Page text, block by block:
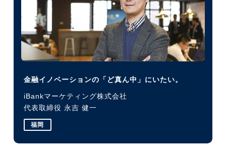
金融イノベーションの「ど真ん中」にいたい。
iBankマーケティング株式会社
代表取締役 永吉 健一
福岡